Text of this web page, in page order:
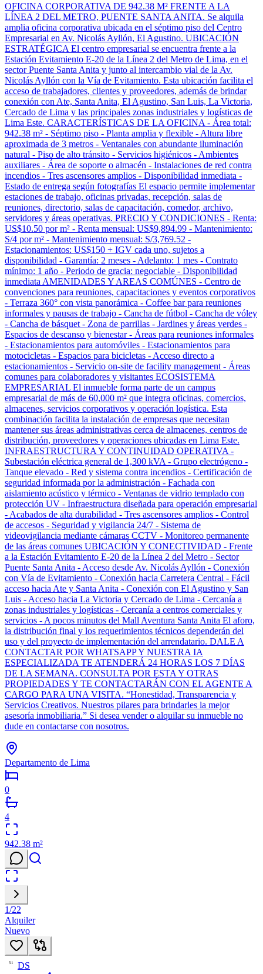
OFICINA CORPORATIVA DE 942.38 M² FRENTE A LA
LÍNEA 2 DEL METRO, PUENTE SANTA ANITA. Se alquila
amplia oficina corporativa ubicada en el séptimo piso del Centro
Empresarial en Av. Nicolás Ayllón, El Agustino. UBICACIÓN
ESTRATÉGICA El centro empresarial se encuentra frente a la
Estación Evitamiento E-20 de la Línea 2 del Metro de Lima, en el
sector Puente Santa Anita y junto al intercambio vial de la Av.
Nicolás Ayllón con la Vía de Evitamiento. Esta ubicación facilita el
acceso de trabajadores, clientes y proveedores, además de brindar
conexión con Ate, Santa Anita, El Agustino, San Luis, La Victoria,
Cercado de Lima y las principales zonas industriales y logísticas de
Lima Este. CARACTERÍSTICAS DE LA OFICINA - Área total:
942.38 m² - Séptimo piso - Planta amplia y flexible - Altura libre
aproximada de 3 metros - Ventanales con abundante iluminación
natural - Piso de alto tránsito - Servicios higiénicos - Ambientes
auxiliares - Área de soporte o almacén - Instalaciones de red contra
incendios - Tres ascensores amplios - Disponibilidad inmediata -
Estado de entrega según fotografías El espacio permite implementar
estaciones de trabajo, oficinas privadas, recepción, salas de
reuniones, directorio, salas de capacitación, comedor, archivo,
servidores y áreas operativas. PRECIO Y CONDICIONES - Renta:
US$10.50 por m² - Renta mensual: US$9,894.99 - Mantenimiento:
S/4 por m² - Mantenimiento mensual: S/3,769.52 -
Estacionamientos: US$150 + IGV cada uno, sujetos a
disponibilidad - Garantía: 2 meses - Adelanto: 1 mes - Contrato
mínimo: 1 año - Periodo de gracia: negociable - Disponibilidad
inmediata AMENIDADES Y AREAS COMÚNES - Centro de
convenciones para reuniones, capacitaciones y eventos corporativos
- Terraza 360° con vista panorámica - Coffee bar para reuniones
informales y pausas de trabajo - Cancha de fútbol - Cancha de vóley
- Cancha de básquet - Zona de parrillas - Jardines y áreas verdes -
Espacios de descanso y bienestar - Áreas para reuniones informales
- Estacionamientos para automóviles - Estacionamientos para
motocicletas - Espacios para bicicletas - Acceso directo a
estacionamientos - Servicio on-site de facility management - Áreas
comunes para colaboradores y visitantes ECOSISTEMA
EMPRESARIAL El inmueble forma parte de un campus
empresarial de más de 60,000 m² que integra oficinas, comercios,
almacenes, servicios corporativos y operación logística. Esta
combinación facilita la instalación de empresas que necesitan
mantener sus áreas administrativas cerca de almacenes, centros de
distribución, proveedores y operaciones ubicadas en Lima Este.
INFRAESTRUCTURA Y CONTINUIDAD OPERATIVA -
Subestación eléctrica general de 1,300 kVA - Grupo electrógeno -
Tanque elevado - Red y sistema contra incendios - Certificación de
seguridad informada por la administración - Fachada con
aislamiento acústico y térmico - Ventanas de vidrio templado con
protección UV - Infraestructura diseñada para operación empresarial
- Acabados de alta durabilidad - Tres ascensores amplios - Control
de accesos - Seguridad y vigilancia 24/7 - Sistema de
videovigilancia mediante cámaras CCTV - Monitoreo permanente
de las áreas comunes UBICACIÓN Y CONECTIVIDAD - Frente
a la Estación Evitamiento E-20 de la Línea 2 del Metro - Sector
Puente Santa Anita - Acceso desde Av. Nicolás Ayllón - Conexión
con Vía de Evitamiento - Conexión hacia Carretera Central - Fácil
acceso hacia Ate y Santa Anita - Conexión con El Agustino y San
Luis - Acceso hacia La Victoria y Cercado de Lima - Cercanía a
zonas industriales y logísticas - Cercanía a centros comerciales y
servicios - A pocos minutos del Mall Aventura Santa Anita El aforo,
la distribución final y los requerimientos técnicos dependerán del
uso y del proyecto de implementación del arrendatario. DALE A
CONTACTAR POR WHATSAPP Y NUESTRA IA
ESPECIALIZADA TE ATENDERÁ 24 HORAS LOS 7 DÍAS
DE LA SEMANA. CONSULTA POR ESTA Y OTRAS
PROPIEDADES Y TE CONTACTARÁN CON EL AGENTE A
CARGO PARA UNA VISITA. “Honestidad, Transparencia y
Servicios Creativos. Nuestros pilares para brindarles la mejor
asesoría inmobiliaria.” Si desea vender o alquilar su inmueble no
dude en contactarse con nosotros.
Departamento de Lima
0
4
942.38 m²
1/22
Alquiler
Nuevo
51 DS